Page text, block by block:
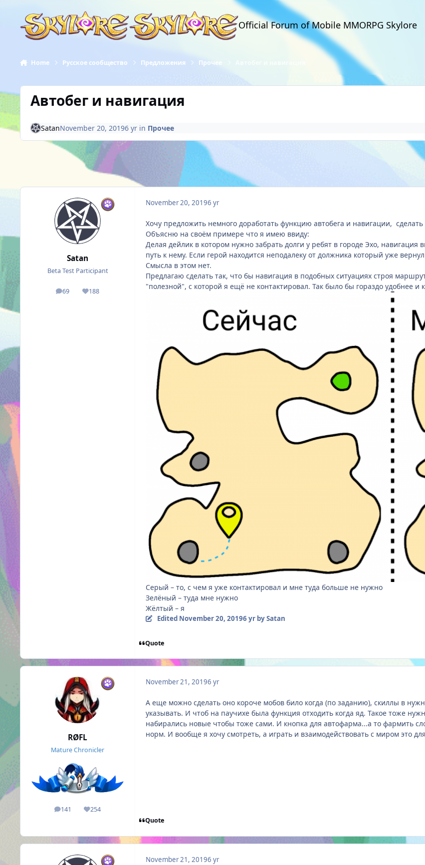
Official Forum of Mobile MMORPG Skylore
Home Русское сообщество Предложения Прочее
Автобег и навигация
SatanNovember 20, 20196 yr in Прочее
Satan
Beta Test Participant
69
posts 188
Reputation
November 20, 20196 yr
Хочу предложить немного доработать функцию автобега и навигации,
Объясню на своём примере что я имею ввиду:
Делая дейлик в котором нужно забрать долги у ребят в городе Эхо,
путь к нему. Если герой находится неподалеку от должника который уже
Смысла в этом нет.
Предлагаю сделать так, что бы навигация в подобных ситуациях строя
"полезной", с которой я ещё не контактировал. Так было бы гораздо удобнее
Серый – то, с чем я уже контактировал и мне туда больше не нужно
Зелёный – туда мне нужно
Жёлтый – я
Edited November 20, 20196 yrby Satan
Quote
RØFL
Mature Chronicler
141
posts 254
Reputation
November 21, 20196 yr
А еще можно сделать оно короче мобов било когда (по заданию), скиллы в
указывать. И чтоб на паучихе была функция отходить когда яд. Такое тоже
набирались новые чтобы тоже сами. И кнопка для автофарма...а то фармить
норм. И вообще я хочу смотреть, а играть и взаимодействовать с миром это
Quote
November 21, 20196 yr